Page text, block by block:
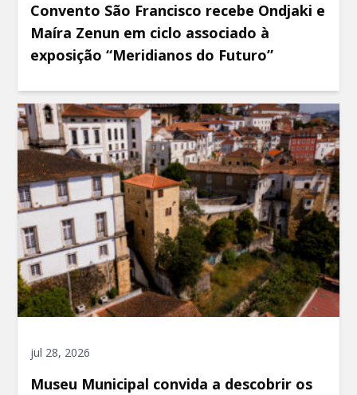
Convento São Francisco recebe Ondjaki e
Maíra Zenun em ciclo associado à
exposição “Meridianos do Futuro”
jul 28, 2026
Museu Municipal convida a descobrir os